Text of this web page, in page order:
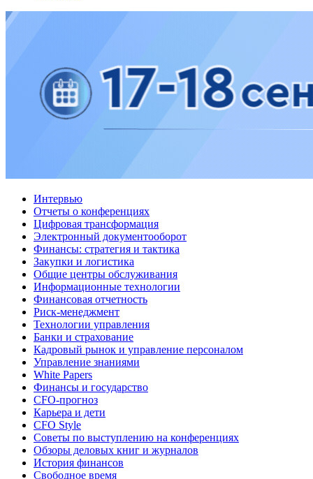
Интервью
Отчеты о конференциях
Цифровая трансформация
Электронный документооборот
Финансы: стратегия и тактика
Закупки и логистика
Общие центры обслуживания
Информационные технологии
Финансовая отчетность
Риск-менеджмент
Технологии управления
Банки и страхование
Кадровый рынок и управление персоналом
Управление знаниями
White Papers
Финансы и государство
CFO-прогноз
Карьера и дети
CFO Style
Советы по выступлению на конференциях
Обзоры деловых книг и журналов
История финансов
Свободное время